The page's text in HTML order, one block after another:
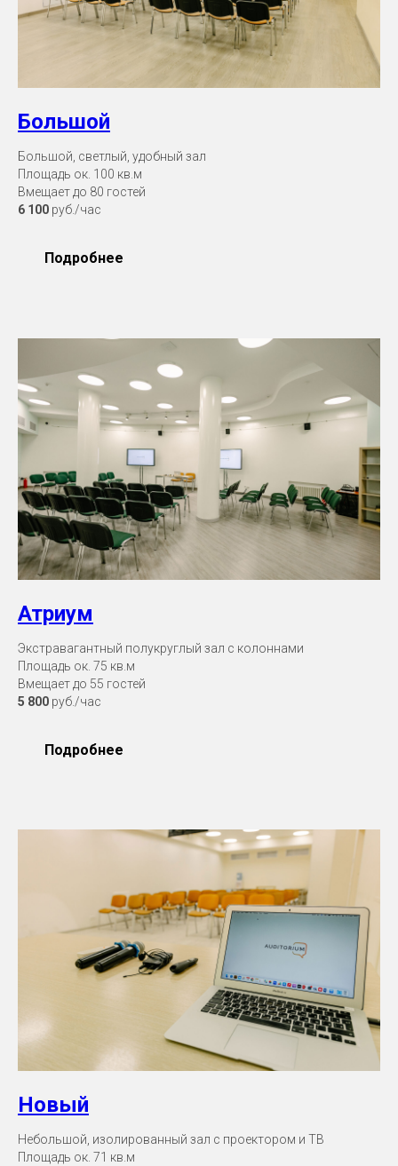
Большой
Большой, светлый, удобный зал
Площадь ок. 100 кв.м
Вмещает до 80 гостей
6 100 руб./час
Подробнее
Атриум
Экстравагантный полукруглый зал с колоннами
Площадь ок. 75 кв.м
Вмещает до 55 гостей
5 800 руб./час
Подробнее
Новый
Небольшой, изолированный зал с проектором и TВ
Площадь ок. 71 кв.м